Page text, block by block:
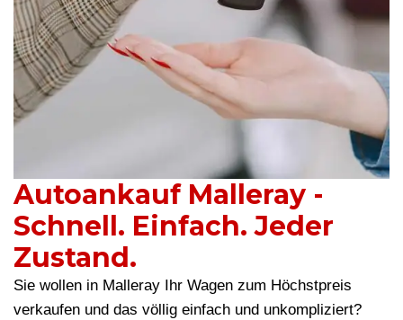
Autoankauf Malleray -
Schnell. Einfach. Jeder
Zustand.
Sie wollen in Malleray Ihr Wagen zum Höchstpreis
verkaufen und das völlig einfach und unkompliziert?